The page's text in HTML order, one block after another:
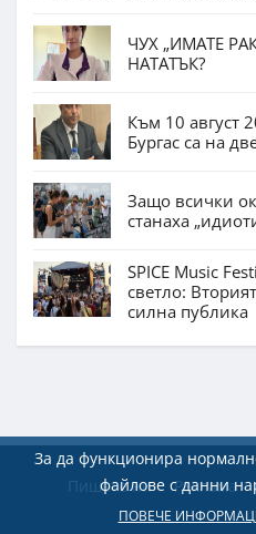
ЧУХ „ИМАТЕ
НАТАТЪК?
Към 10 август
Бургас са на
Защо всички
станаха
SPICE Music
светло:
силна публика
За да функционира
файлове с данни
ПОВЕЧЕ
Пишете ни Реклама